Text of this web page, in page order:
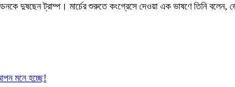
দুষছেন ট্রাম্প। মার্চের শুরুতে কংগ্রেসে দেওয়া এক ভাষণে তিনি
মনে হচ্ছে!